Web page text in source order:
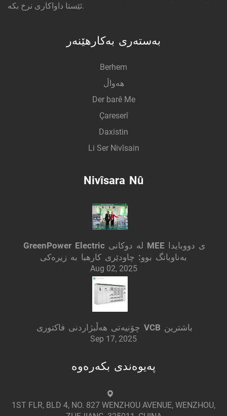
ئێستا داواکاری نرخ بکە.
بەستەری بەکارهێنەر
Berhem
هەواڵ
Der barê Me
Çareserî
Daxistin
Li Ser Nivîsain
Nivîsara Nû
GreenPower Electric لە دوکانی MEE ی دووبایدا
بەناوبانگ بوو: چاودێری کارهبا بە زیرەکی
Aug 02, 2025
چۆنیەتی هەڵبژاردنی فاکتوری VCB باشترین
Sep 17, 2025
پەیوەندی بکەرەوە
1ST FLR, BLD 4, NO. 827 WENZHOU AVENUE, WENZHOU,